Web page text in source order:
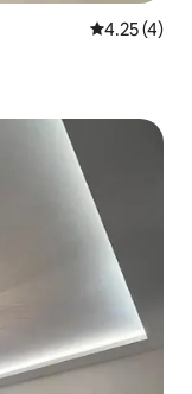
レビュー4
4.25 (4)